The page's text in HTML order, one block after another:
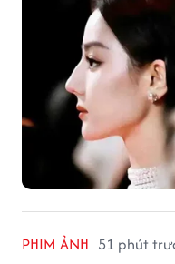
PHIM ẢNH 51 phút